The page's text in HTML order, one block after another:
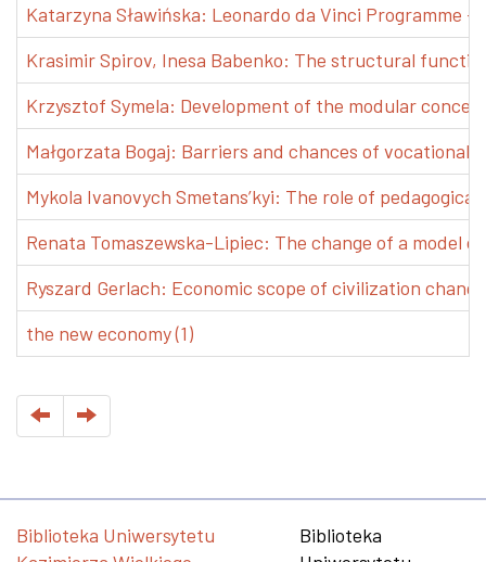
Katarzyna Sławińska: Leonardo da Vinci Programme
Krasimir Spirov, Inesa Babenko: The structural
Krzysztof Symela: Development of the modular
Małgorzata Bogaj: Barriers and chances of vocational
Mykola Ivanovych Smetans’kyi: The role of
Renata Tomaszewska-Lipiec: The change of a model
Ryszard Gerlach: Economic scope of civilization
the new economy (1)
Biblioteka Uniwersytetu
Biblioteka